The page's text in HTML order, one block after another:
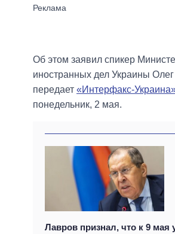
Об этом заявил спикер
иностранных дел Украины
передает «Интерфакс-
понедельник, 2 мая.
Лавров признал, что к 9 мая